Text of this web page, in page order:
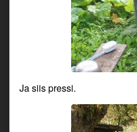
Ja siis pressi.